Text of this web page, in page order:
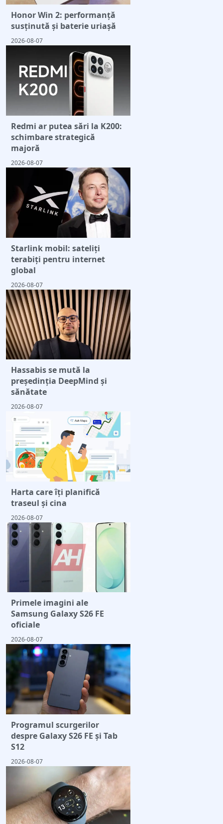
Honor Win 2: performanță
susținută și baterie uriașă
2026-08-07
Redmi ar putea sări la K200:
schimbare strategică
majoră
2026-08-07
Starlink mobil: sateliți
terabiți pentru internet
global
2026-08-07
Hassabis se mută la
președinția DeepMind și
sănătate
2026-08-07
Harta care îți planifică
traseul și cina
2026-08-07
Primele imagini ale
Samsung Galaxy S26 FE
oficiale
2026-08-07
Programul scurgerilor
despre Galaxy S26 FE și Tab
S12
2026-08-07